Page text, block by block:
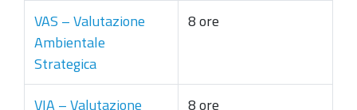
VAS – Valutazione
Ambientale
Strategica
8 ore
VIA – Valutazione
8 ore